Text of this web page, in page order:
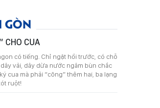
GÒN
CHO CUA
có tiếng. Chỉ ngặt hồi trước, có chỗ
vải, dây dừa nước ngâm bùn chắc
cua mà phải “cõng” thêm hai, ba lạng
ruột!